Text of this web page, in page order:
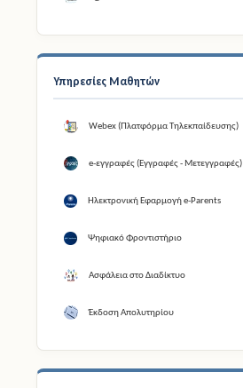
Υπηρεσίες Μαθητών
Webex (Πλατφόρμα Τηλεκπαίδευσης)
e-εγγραφές (Εγγραφές - Μετεγγραφές)
Ηλεκτρονική Εφαρμογή e-Parents
Ψηφιακό Φροντιστήριο
Ασφάλεια στο Διαδίκτυο
Έκδοση Απολυτηρίου